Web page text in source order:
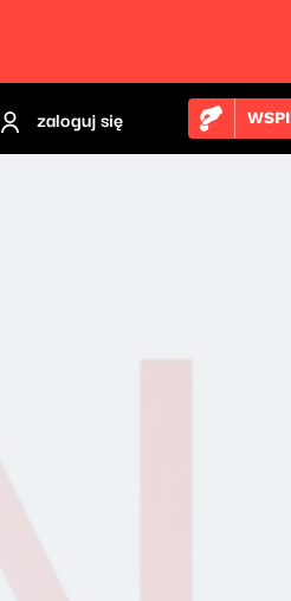
zaloguj się